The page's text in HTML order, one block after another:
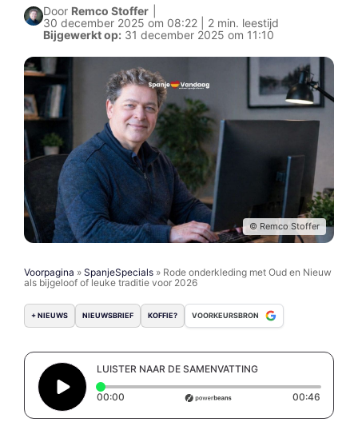
Door Remco Stoffer
30 december 2025 om 08:22 | 2 min. leestijd
Bijgewerkt op: 31 december 2025 om 11:10
© Remco Stoffer
Voorpagina » SpanjeSpecials » Rode onderkleding met Oud en Nieuw
als bijgeloof of leuke traditie voor 2026
+ NIEUWS NIEUWSBRIEF KOFFIE? VOORKEURSBRON
LUISTER NAAR DE SAMENVATTING
00:00 Elapsed time: 0 seconds 00:46